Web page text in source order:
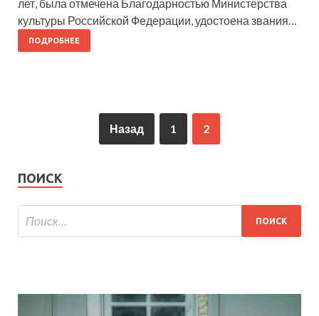
лет, была отмечена Благодарностью Министерства
культуры Российской Федерации, удостоена звания…
ПОДРОБНЕЕ
Назад 1 2
ПОИСК